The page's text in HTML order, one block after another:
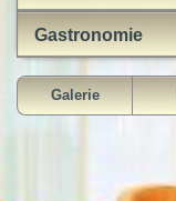
Gastronomie
Galerie